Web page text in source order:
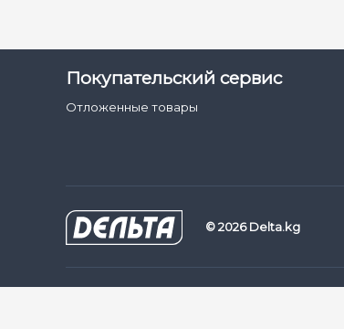
Покупательский сервис
Отложенные товары
© 2026 Delta.kg